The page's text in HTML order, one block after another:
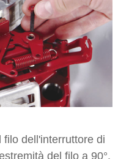
filo dell'interruttore di
del filo a 90°.